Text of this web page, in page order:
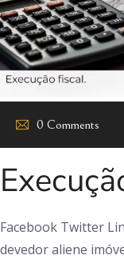
0 Comments
Facebook Twitter
devedor aliene